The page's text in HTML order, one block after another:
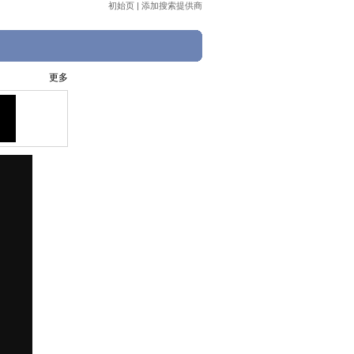
初始页 | 添加搜索提供商
更多